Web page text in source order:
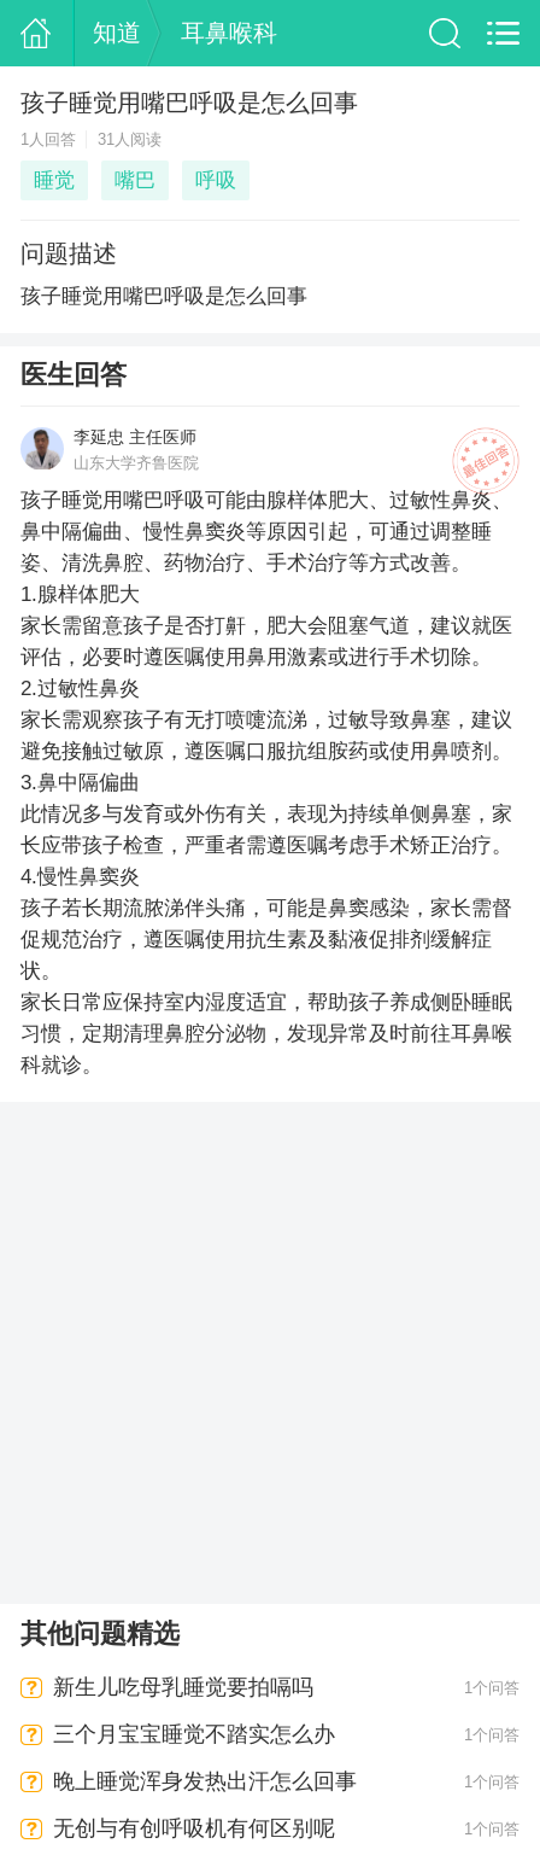
知道 耳鼻喉科
孩子睡觉用嘴巴呼吸是怎么回事
1人回答 31人阅读
睡觉 嘴巴 呼吸
问题描述
孩子睡觉用嘴巴呼吸是怎么回事
医生回答
李延忠 主任医师
山东大学齐鲁医院
孩子睡觉用嘴巴呼吸可能由腺样体肥大、过敏性鼻炎、
鼻中隔偏曲、慢性鼻窦炎等原因引起，可通过调整睡
姿、清洗鼻腔、药物治疗、手术治疗等方式改善。
1.腺样体肥大
家长需留意孩子是否打鼾，肥大会阻塞气道，建议就医
评估，必要时遵医嘱使用鼻用激素或进行手术切除。
2.过敏性鼻炎
家长需观察孩子有无打喷嚏流涕，过敏导致鼻塞，建议
避免接触过敏原，遵医嘱口服抗组胺药或使用鼻喷剂。
3.鼻中隔偏曲
此情况多与发育或外伤有关，表现为持续单侧鼻塞，家
长应带孩子检查，严重者需遵医嘱考虑手术矫正治疗。
4.慢性鼻窦炎
孩子若长期流脓涕伴头痛，可能是鼻窦感染，家长需督
促规范治疗，遵医嘱使用抗生素及黏液促排剂缓解症
状。
家长日常应保持室内湿度适宜，帮助孩子养成侧卧睡眠
习惯，定期清理鼻腔分泌物，发现异常及时前往耳鼻喉
科就诊。
其他问题精选
新生儿吃母乳睡觉要拍嗝吗 1个问答
三个月宝宝睡觉不踏实怎么办 1个问答
晚上睡觉浑身发热出汗怎么回事 1个问答
无创与有创呼吸机有何区别呢 1个问答